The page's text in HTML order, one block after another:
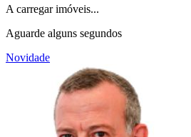
A carregar imóveis...
Aguarde alguns segundos
Novidade